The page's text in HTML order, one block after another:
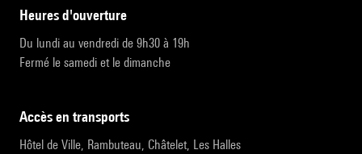
heures d'ouverture
Du lundi au vendredi de 9h30 à 19h
Fermé le samedi et le dimanche
accès en transports
Hôtel de Ville, Rambuteau, Châtelet, Les Halles